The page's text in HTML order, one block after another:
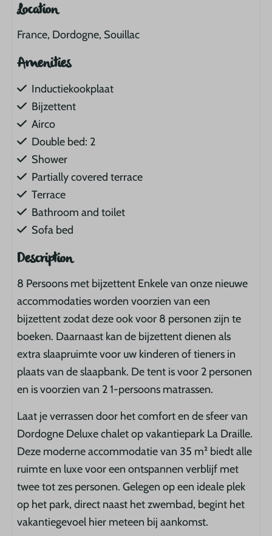
Location
France, Dordogne, Souillac
Amenities
Inductiekookplaat
Bijzettent
Airco
Double bed: 2
Shower
Partially covered terrace
Terrace
Bathroom and toilet
Sofa bed
Description
8 Persoons met bijzettent Enkele van onze nieuwe
accommodaties worden voorzien van een
bijzettent zodat deze ook voor 8 personen zijn te
boeken. Daarnaast kan de bijzettent dienen als
extra slaapruimte voor uw kinderen of tieners in
plaats van de slaapbank. De tent is voor 2 personen
en is voorzien van 2 1-persoons matrassen.
Laat je verrassen door het comfort en de sfeer van
Dordogne Deluxe chalet op vakantiepark La Draille.
Deze moderne accommodatie van 35 m² biedt alle
ruimte en luxe voor een ontspannen verblijf met
twee tot zes personen. Gelegen op een ideale plek
op het park, direct naast het zwembad, begint het
vakantiegevoel hier meteen bij aankomst.